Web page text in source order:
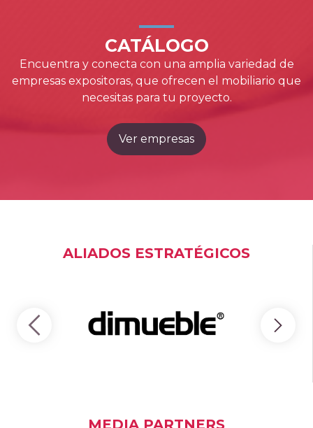
CATÁLOGO
Encuentra y conecta con una amplia variedad de
empresas expositoras, que ofrecen el mobiliario que
necesitas para tu proyecto.
Ver empresas
ALIADOS ESTRATÉGICOS
MEDIA PARTNERS